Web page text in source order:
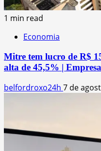
1 min read
Economia
Mitre tem lucro de R$
alta de 45,5% |
belfordroxo24h 7 de